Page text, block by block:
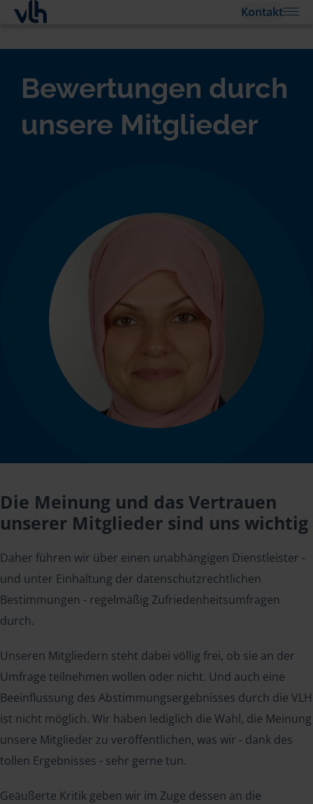
Kontakt
Bewertungen durch
unsere Mitglieder
Die Meinung und das Vertrauen
unserer Mitglieder sind uns wichtig
Daher führen wir über einen unabhängigen Dienstleister -
und unter Einhaltung der datenschutzrechtlichen
Bestimmungen - regelmäßig Zufriedenheitsumfragen
durch.
Unseren Mitgliedern steht dabei völlig frei, ob sie an der
Umfrage teilnehmen wollen oder nicht. Und auch eine
Beeinflussung des Abstimmungsergebnisses durch die VLH
ist nicht möglich. Wir haben lediglich die Wahl, die Meinung
unsere Mitglieder zu veröffentlichen, was wir - dank des
tollen Ergebnisses - sehr gerne tun.
Geäußerte Kritik geben wir im Zuge dessen an die